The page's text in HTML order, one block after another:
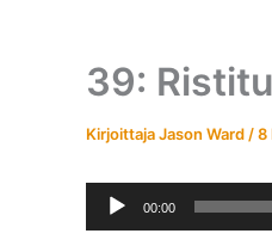
39:
KirjoittajaJason Ward /8
Äänitoistin
00:00